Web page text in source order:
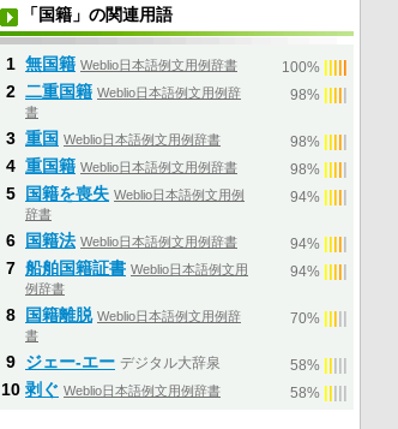
「国籍」の関連用語
1 無国籍 Weblio日本語例文用例辞書 100%
2 二重国籍 Weblio日本語例文用例辞
書
98%
3 重国 Weblio日本語例文用例辞書 98%
4 重国籍 Weblio日本語例文用例辞書 98%
5 国籍を喪失 Weblio日本語例文用例
辞書
94%
6 国籍法 Weblio日本語例文用例辞書 94%
7 船舶国籍証書 Weblio日本語例文用
例辞書
94%
8 国籍離脱 Weblio日本語例文用例辞
書
70%
9 ジェー‐エー デジタル大辞泉 58%
10 剥ぐ Weblio日本語例文用例辞書 58%